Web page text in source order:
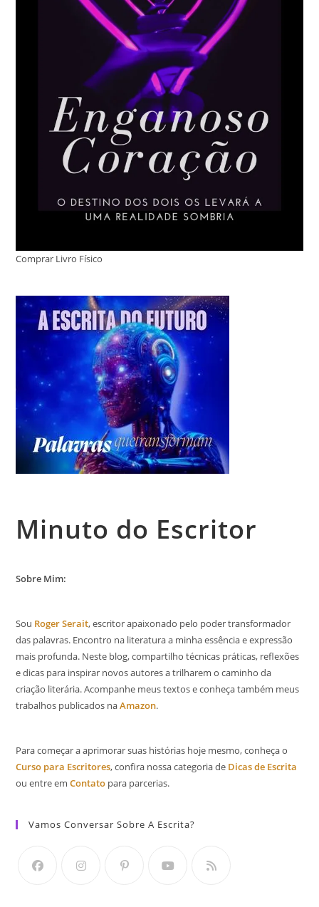
Comprar Livro Físico
Minuto do Escritor
Sobre Mim:
Sou Roger Serait, escritor apaixonado pelo poder transformador
das palavras. Encontro na literatura a minha essência e expressão
mais profunda. Neste blog, compartilho técnicas práticas, reflexões
e dicas para inspirar novos autores a trilharem o caminho da
criação literária. Acompanhe meus textos e conheça também meus
trabalhos publicados naAmazon.
Para começar a aprimorar suas histórias hoje mesmo, conheça o
Curso para Escritores, confira nossa categoria de Dicas de Escrita
ou entre emContato para parcerias.
Vamos Conversar Sobre A Escrita?